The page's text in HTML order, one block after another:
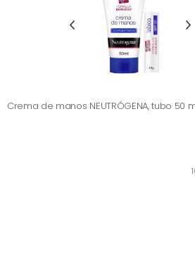
Crema de manos NEUTRÓGENA, tubo 50